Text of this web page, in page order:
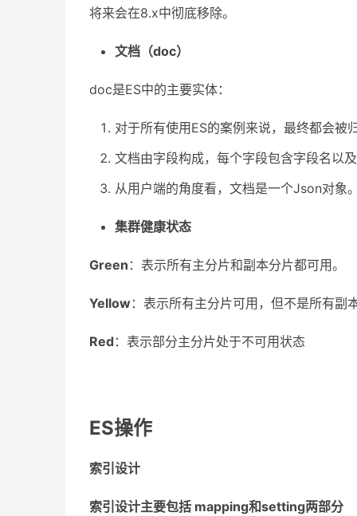
将来会在8.x中彻底移除。
文档（doc）
doc是ES中的主要实体：
对于所有使用ES的案例来说，最终都会被
文档由字段构成，每个字段包含字段名以
从用户端的角度看，文档是一个Json对象
集群健康状态
Green ：表示所有主分片和副本分片都可用。
Yellow ：表示所有主分片可用，但不是所有副
Red ：表示部分主分片处于不可用状态
ES操作
索引设计
索引设计主要包括 mapping和setting两部分